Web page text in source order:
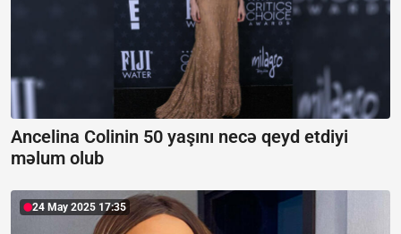
Ancelina Colinin 50 yaşını necə qeyd etdiyi
məlum olub
24 May 2025 17:35